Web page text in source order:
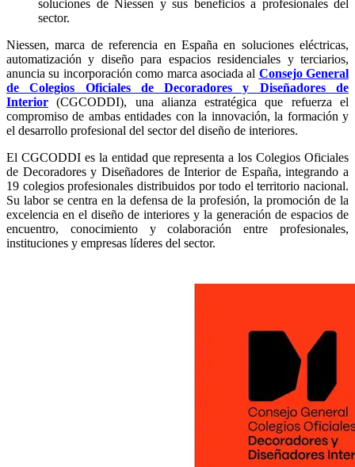
soluciones de Niessen y sus beneficios a profesionales del
sector.
Niessen, marca de referencia en España en soluciones eléctricas,
automatización y diseño para espacios residenciales y terciarios,
anuncia su incorporación como marca asociada al Consejo General
de Colegios Oficiales de Decoradores y Diseñadores de
Interior (CGCODDI), una alianza estratégica que refuerza el
compromiso de ambas entidades con la innovación, la formación y
el desarrollo profesional del sector del diseño de interiores.
El CGCODDI es la entidad que representa a los Colegios Oficiales
de Decoradores y Diseñadores de Interior de España, integrando a
19 colegios profesionales distribuidos por todo el territorio nacional.
Su labor se centra en la defensa de la profesión, la promoción de la
excelencia en el diseño de interiores y la generación de espacios de
encuentro, conocimiento y colaboración entre profesionales,
instituciones y empresas líderes del sector.